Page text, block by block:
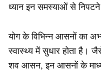
ध्यान इन समस्याओं से
योग के विभिन्न आसनों का
स्वास्थ्य में सुधार होता है।
शव आसन, इन आसनों के